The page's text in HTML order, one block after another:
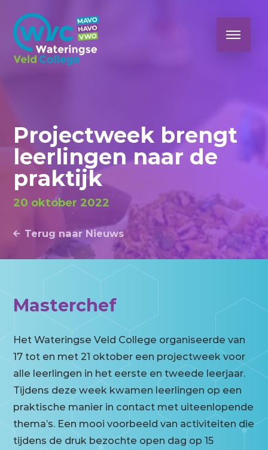
Projectweek brengt
leerlingen naar de
praktijk
20 oktober 2022
Terug naar Nieuws
Masterchef
Het Wateringse Veld College organiseerde van
17 tot en met 21 oktober een projectweek voor
alle leerlingen in het eerste en tweede leerjaar.
Tijdens deze week kwamen leerlingen op een
praktische manier in contact met uiteenlopende
thema’s. Een mooi voorbeeld van activiteiten die
tijdens de druk bezochte open dag op 15